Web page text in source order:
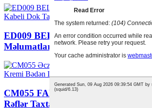
ED009 BELKIN Reklam Telefon
Məlumatları ...
CM055 FARMACY Reklamvertising
Rəflər Taxta Dəri Baxımı...